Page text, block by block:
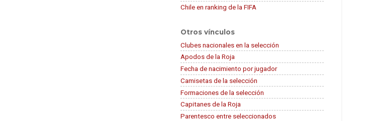
Chile en ranking de la FIFA
Otros vínculos
Clubes nacionales en la selección
Apodos de la Roja
Fecha de nacimiento por jugador
Camisetas de la selección
Formaciones de la selección
Capitanes de la Roja
Parentesco entre seleccionados